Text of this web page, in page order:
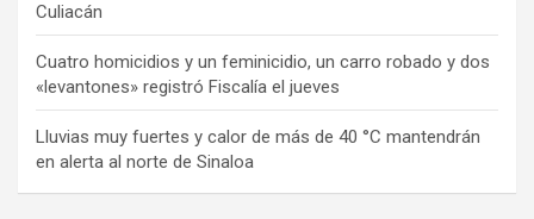
Culiacán
Cuatro homicidios y un feminicidio, un carro robado y dos
«levantones» registró Fiscalía el jueves
Lluvias muy fuertes y calor de más de 40 °C mantendrán
en alerta al norte de Sinaloa